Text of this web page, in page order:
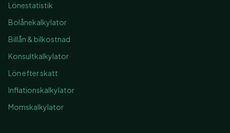
Lönestatistik
Bolånekalkylator
Billån & bilkostnad
Konsultkalkylator
Lön efter skatt
Inflationskalkylator
Momskalkylator